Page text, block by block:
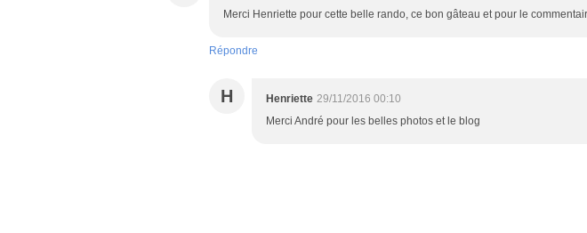
Merci Henriette pour cette belle rando, ce bon gâteau et pour le
Répondre
H Henriette 29/11/2016 00:10
Merci André pour les belles photos et le blog